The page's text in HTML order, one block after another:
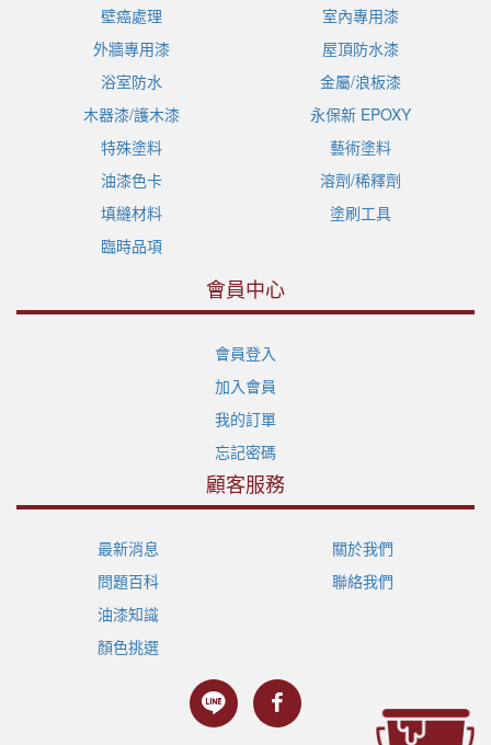
壁癌處理
室內專用漆
外牆專用漆
屋頂防水漆
浴室防水
金屬/浪板漆
木器漆/護木漆
永保新 EPOXY
特殊塗料
藝術塗料
油漆色卡
溶劑/稀釋劑
填縫材料
塗刷工具
臨時品項
會員中心
會員登入
加入會員
我的訂單
忘記密碼
顧客服務
最新消息
問題百科
油漆知識
顏色挑選
關於我們
聯絡我們